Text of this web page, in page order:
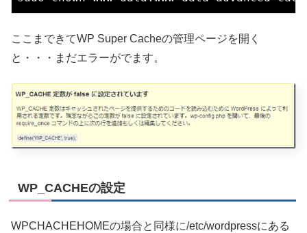
ここまできてWP Super Cacheの管理ページを開く
と・・・まだエラーがでます。
WP_CACHEの設定
WPCHACHEHOMEの場合と同様に/etc/wordpressにある